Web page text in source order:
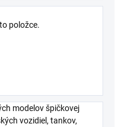
položce.
modelov špičkovej
vozidiel, tankov,